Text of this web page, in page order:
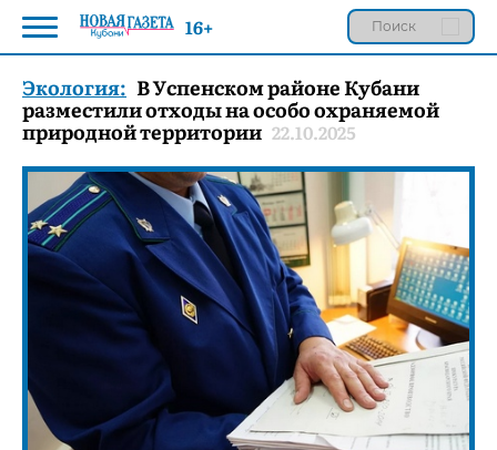
Экология: В Успенском районе Кубани
разместили отходы на особо охраняемой
природной территории 22.10.2025
16+